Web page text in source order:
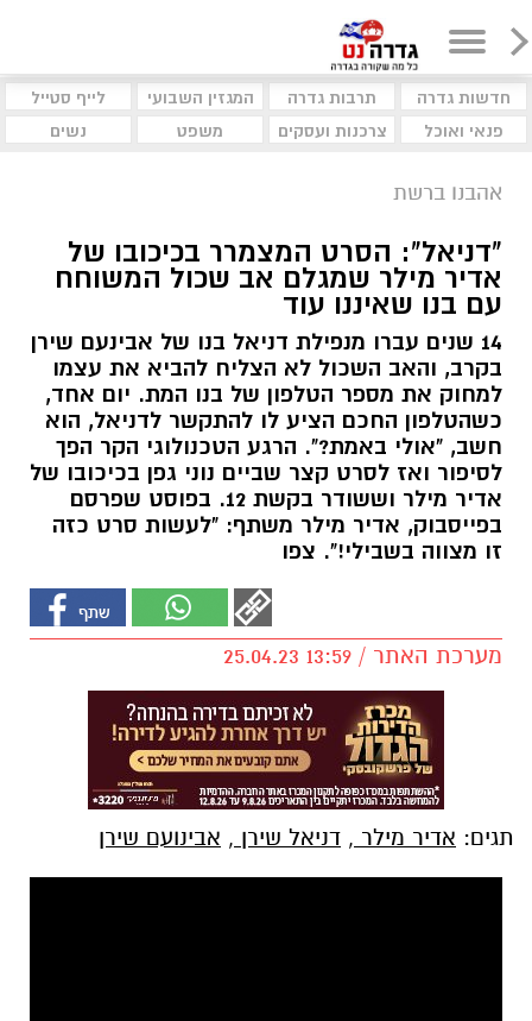
חדשות גדרה תרבות גדרה המגזין השבועי
לייף סטייל
פנאי ואוכל
צרכנות ועסקים משפט נשים
אהבנו ברשת
"דניאל": הסרט המצמרר בכיכובו של
אדיר מילר שמגלם אב שכול המשוחח
עם בנו שאיננו עוד
14 שנים עברו מנפילת דניאל בנו של אבינעם שירן
בקרב, והאב השכול לא הצליח להביא את עצמו
למחוק את מספר הטלפון של בנו המת. יום אחד,
כשהטלפון החכם הציע לו להתקשר לדניאל, הוא
חשב, "אולי באמת?". הרגע הטכנולוגי הקר הפך
לסיפור ואז לסרט קצר שביים נוני גפן בכיכובו של
אדיר מילר וששודר בקשת 12. בפוסט שפרסם
בפייסבוק, אדיר מילר משתף: "לעשות סרט כזה
זו מצווה בשבילי!". צפו
מערכת האתר / 13:59 25.04.23
תגים: אדיר מילר , דניאל שירן , אבינועם שירן